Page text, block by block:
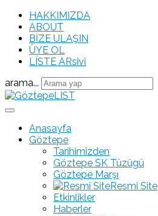
HAKKIMIZDA
ABOUT
BİZE ULAŞIN
ÜYE OL
LÍSTE ARsivi
arama...
Anasayfa
Göztepe
Tarihimizden
Göztepe SK Tüzügü
Göztepe Marşı
Resmi Site
Etkinlikler
Haberler